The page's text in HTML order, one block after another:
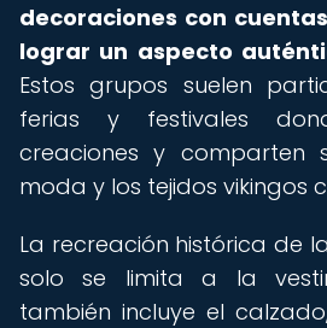
decoraciones con
lograr un aspecto
Estos grupos suelen
ferias y festivales
creaciones y comparten
moda y los tejidos vikingos
La recreación histórica de
solo se limita a la
también incluye el